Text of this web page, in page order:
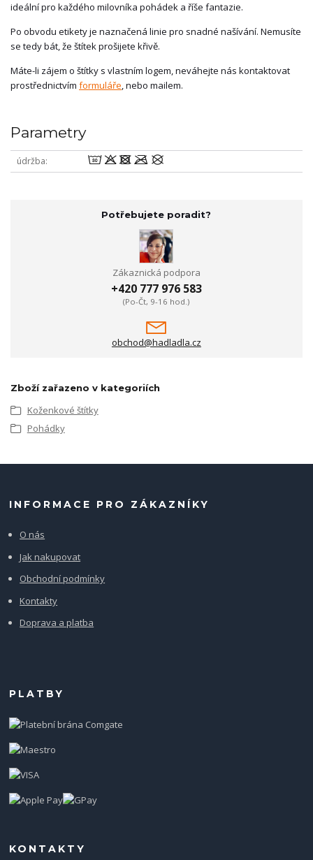
ideální pro každého milovníka pohádek a říše fantazie.
Po obvodu etikety je naznačená linie pro snadné našívání. Nemusíte
se tedy bát, že štítek prošijete křivě.
Máte-li zájem o štítky s vlastním logem, neváhejte nás kontaktovat
prostřednictvím formuláře, nebo mailem.
Parametry
údržba wodmU
Potřebujete poradit?
Zákaznická podpora
+420 777 976 583
(Po-Čt, 9-16 hod.)
obchod@hadladla.cz
Zboží zařazeno v kategoriích
Koženkové štítky
Pohádky
INFORMACE PRO ZÁKAZNÍKY
O nás
Jak nakupovat
Obchodní podmínky
Kontakty
Doprava a platba
PLATBY
KONTAKTY